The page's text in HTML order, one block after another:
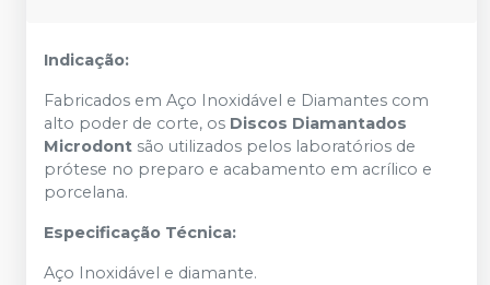
Indicação:
Fabricados em Aço Inoxidável e Diamantes com
alto poder de corte, os Discos Diamantados
Microdont são utilizados pelos laboratórios de
prótese no preparo e acabamento em acrílico e
porcelana.
Especificação Técnica:
Aço Inoxidável e diamante.